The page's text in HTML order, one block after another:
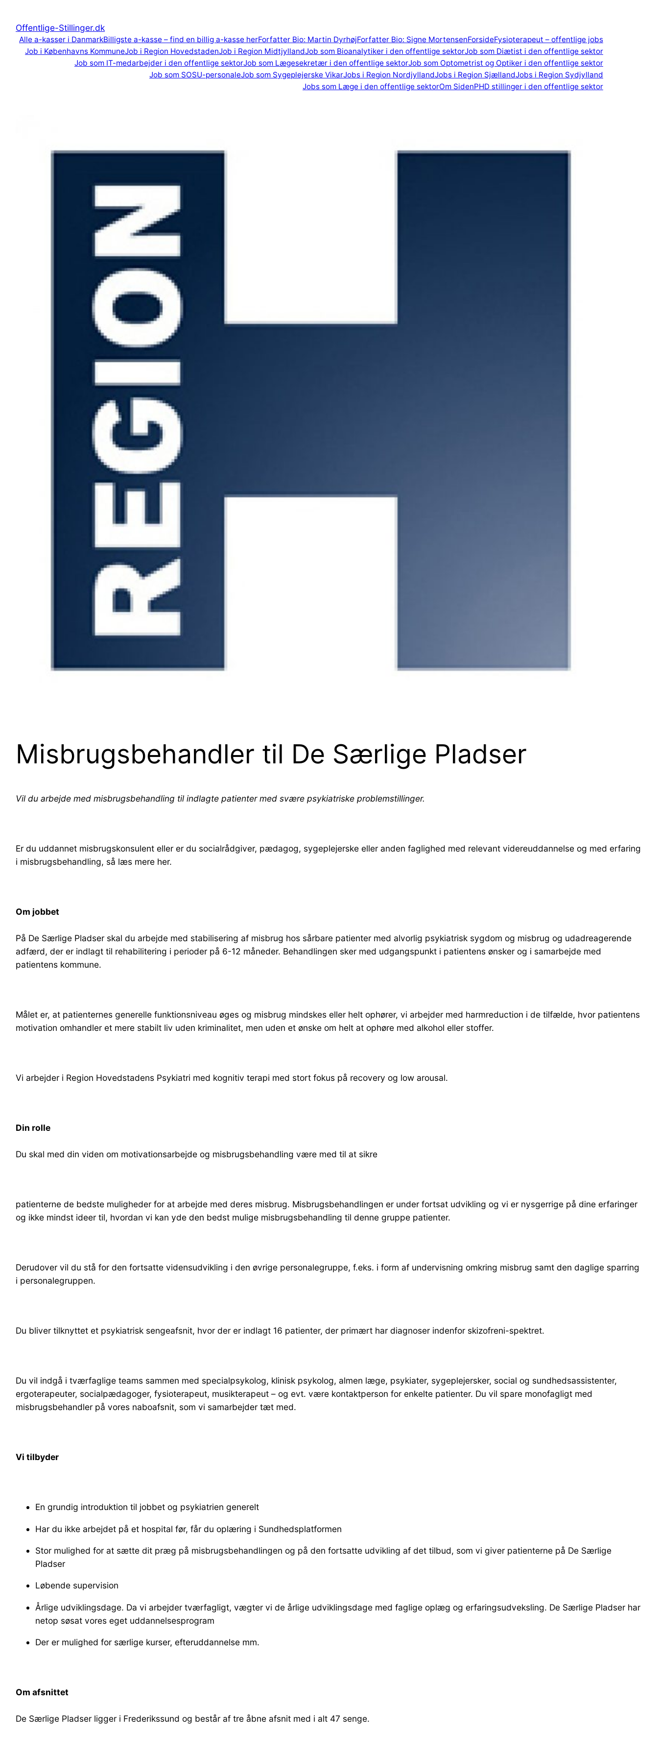
indholdOffentlige-Stillinger.dk
Alle a-kasser i DanmarkBilligste a-kasse – find en billig a-kasse herForfatter Bio: Martin DyrhøjForfatter Bio: Signe MortensenForsideFysioterapeut – offentlige jobs
Job i Københavns KommuneJob i Region HovedstadenJob i Region MidtjyllandJob som Bioanalytiker i den offentlige sektorJob som Diætist i den offentlige sektor
Job som IT-medarbejder i den offentlige sektorJob som Lægesekretær i den offentlige sektorJob som Optometrist og Optiker i den offentlige sektor
Job som SOSU-personaleJob som Sygeplejerske VikarJobs i Region NordjyllandJobs i Region SjællandJobs i Region Sydjylland
Jobs som Læge i den offentlige sektorOm SidenPHD stillinger i den offentlige sektor
Misbrugsbehandler til De Særlige Pladser
Vil du arbejde med misbrugsbehandling til indlagte patienter med svære psykiatriske problemstillinger.
Er du uddannet misbrugskonsulent eller er du socialrådgiver, pædagog, sygeplejerske eller anden faglighed med relevant videreuddannelse og med erfaring
i misbrugsbehandling, så læs mere her.
Om jobbet
På De Særlige Pladser skal du arbejde med stabilisering af misbrug hos sårbare patienter med alvorlig psykiatrisk sygdom og misbrug og udadreagerende
adfærd, der er indlagt til rehabilitering i perioder på 6-12 måneder. Behandlingen sker med udgangspunkt i patientens ønsker og i samarbejde med
patientens kommune.
Målet er, at patienternes generelle funktionsniveau øges og misbrug mindskes eller helt ophører, vi arbejder med harmreduction i de tilfælde, hvor patientens
motivation omhandler et mere stabilt liv uden kriminalitet, men uden et ønske om helt at ophøre med alkohol eller stoffer.
Vi arbejder i Region Hovedstadens Psykiatri med kognitiv terapi med stort fokus på recovery og low arousal.
Din rolle
Du skal med din viden om motivationsarbejde og misbrugsbehandling være med til at sikre
patienterne de bedste muligheder for at arbejde med deres misbrug. Misbrugsbehandlingen er under fortsat udvikling og vi er nysgerrige på dine erfaringer
og ikke mindst ideer til, hvordan vi kan yde den bedst mulige misbrugsbehandling til denne gruppe patienter.
Derudover vil du stå for den fortsatte vidensudvikling i den øvrige personalegruppe, f.eks. i form af undervisning omkring misbrug samt den daglige sparring
i personalegruppen.
Du bliver tilknyttet et psykiatrisk sengeafsnit, hvor der er indlagt 16 patienter, der primært har diagnoser indenfor skizofreni-spektret.
Du vil indgå i tværfaglige teams sammen med specialpsykolog, klinisk psykolog, almen læge, psykiater, sygeplejersker, social og sundhedsassistenter,
ergoterapeuter, socialpædagoger, fysioterapeut, musikterapeut – og evt. være kontaktperson for enkelte patienter. Du vil spare monofagligt med
misbrugsbehandler på vores naboafsnit, som vi samarbejder tæt med.
Vi tilbyder
En grundig introduktion til jobbet og psykiatrien generelt
Har du ikke arbejdet på et hospital før, får du oplæring i Sundhedsplatformen
Stor mulighed for at sætte dit præg på misbrugsbehandlingen og på den fortsatte udvikling af det tilbud, som vi giver patienterne på De Særlige
Pladser
Løbende supervision
Årlige udviklingsdage. Da vi arbejder tværfagligt, vægter vi de årlige udviklingsdage med faglige oplæg og erfaringsudveksling. De Særlige Pladser har
netop søsat vores eget uddannelsesprogram
Der er mulighed for særlige kurser, efteruddannelse mm.
Om afsnittet
De Særlige Pladser ligger i Frederikssund og består af tre åbne afsnit med i alt 47 senge.